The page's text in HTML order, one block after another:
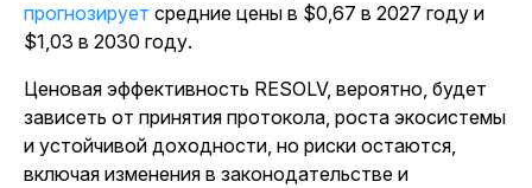
прогнозирует средние цены в $0,67 в 2027 году и
$1,03 в 2030 году.
Ценовая эффективность RESOLV, вероятно, будет
зависеть от принятия протокола, роста экосистемы
и устойчивой доходности, но риски остаются,
включая изменения в законодательстве и